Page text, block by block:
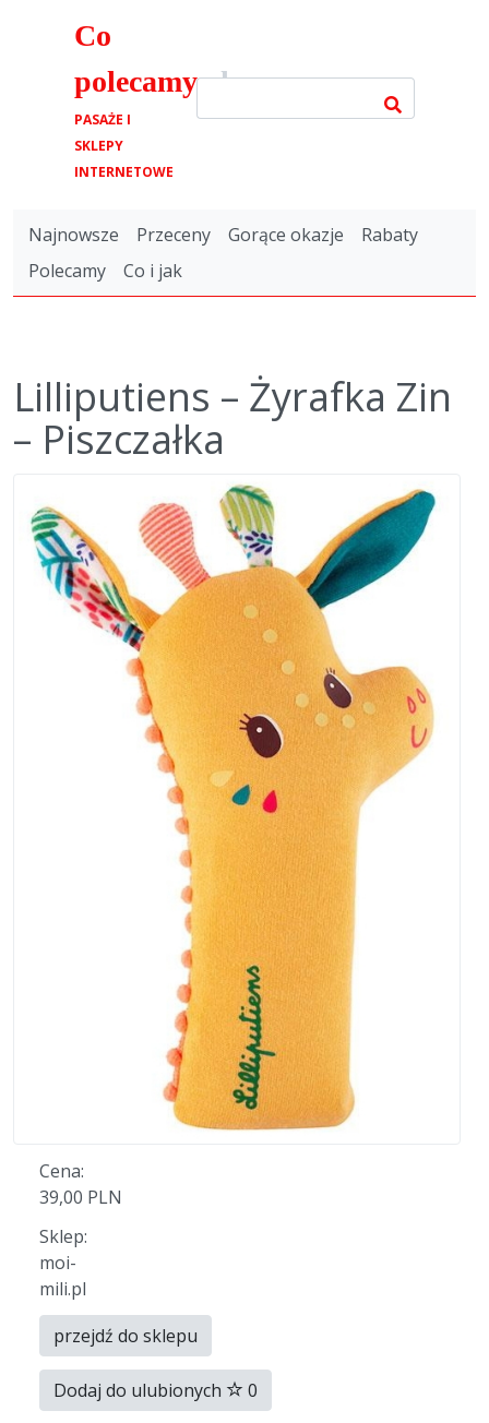
Co
polecamy.pl
PASAŻE I
SKLEPY
INTERNETOWE
Najnowsze Przeceny Gorące okazje
Rabaty
Polecamy
Co i jak
Lilliputiens – Żyrafka Zin
– Piszczałka
Cena:
39,00 PLN
Sklep:
moi-
mili.pl
przejdź do sklepu
Dodaj do ulubionych
0